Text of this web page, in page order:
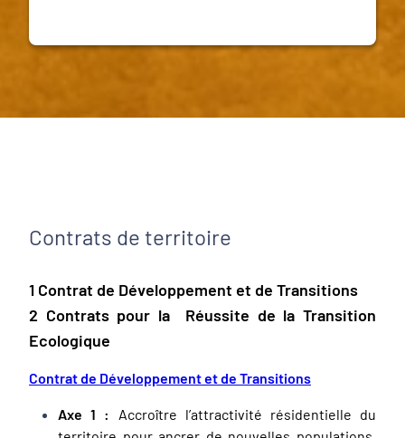
Contrats de territoire
1 Contrat de Développement et de Transitions
2 Contrats pour la Réussite de la Transition
Ecologique
Contrat de Développement et de Transitions
Axe 1 :
Accroître l’attractivité résidentielle du